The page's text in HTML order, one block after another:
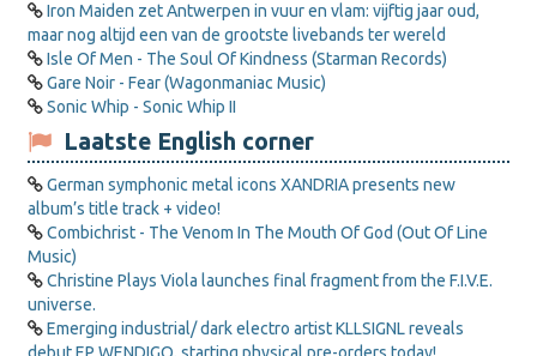
Iron Maiden zet Antwerpen in vuur en vlam: vijftig jaar oud,
maar nog altijd een van de grootste livebands ter wereld
Isle Of Men - The Soul Of Kindness (Starman Records)
Gare Noir - Fear (Wagonmaniac Music)
Sonic Whip - Sonic Whip II
Laatste English corner
German symphonic metal icons XANDRIA presents new
album’s title track + video!
Combichrist - The Venom In The Mouth Of God (Out Of Line
Music)
Christine Plays Viola launches final fragment from the F.I.V.E.
universe.
Emerging industrial/ dark electro artist KLLSIGNL reveals